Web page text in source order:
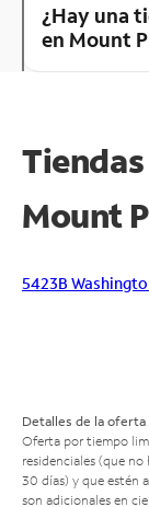
¿Hay una
en Mount
Mount
5423B
Detalles de la
Oferta por tiempo
residenciales (que
30 días) y que estén
son adicionales en